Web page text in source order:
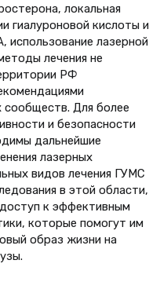
локальная
гиалуроновой кислоты и
использование лазерной
лечения не
РФ
сообществ. Для более
и безопасности
дальнейшие
лазерных
видов лечения ГУМС
в этой области,
к эффективным
которые помогут им
образ жизни на